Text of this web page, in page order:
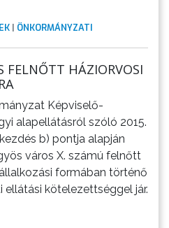
| ÖNKORMÁNYZATI
FELNŐTT HÁZIORVOSI
Képviselő-
alapellátásról szóló 2015.
b) pontja alapján
város X. számú felnőtt
formában történő
ellátási kötelezettséggel jár.